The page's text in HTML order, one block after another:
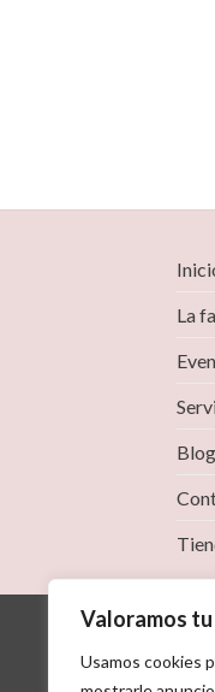
Valoramos
Usamos cookies
La
Blog